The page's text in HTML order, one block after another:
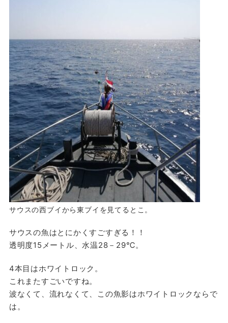
サウスの西ブイから東ブイを見てるとこ。
サウスの魚はとにかくすごすぎる！！
透明度15メートル、水温28－29℃。
4本目はホワイトロック。
これまたすごいですね。
波なくて、流れなくて、この魚影はホワイトロックならで
は。